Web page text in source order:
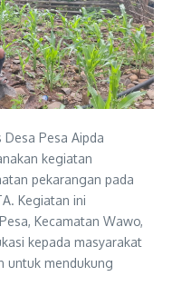
Pesa Aipda
kegiatan
pekarangan pada
Kegiatan ini
Kecamatan Wawo,
kepada masyarakat
untuk mendukung